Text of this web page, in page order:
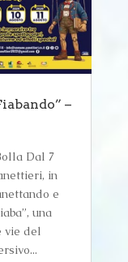
–
Dal 7
in
e
una
vie del